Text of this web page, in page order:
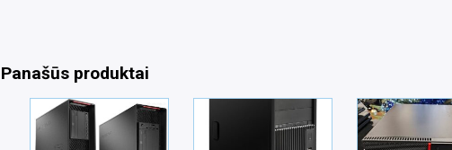
Panašūs produktai